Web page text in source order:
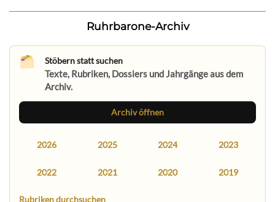
Ruhrbarone-Archiv
Stöbern statt suchen
Texte, Rubriken, Dossiers und Jahrgänge aus dem
Archiv.
Archiv öffnen
2026 2025 2024 2023
2022 2021 2020 2019
Rubriken durchsuchen